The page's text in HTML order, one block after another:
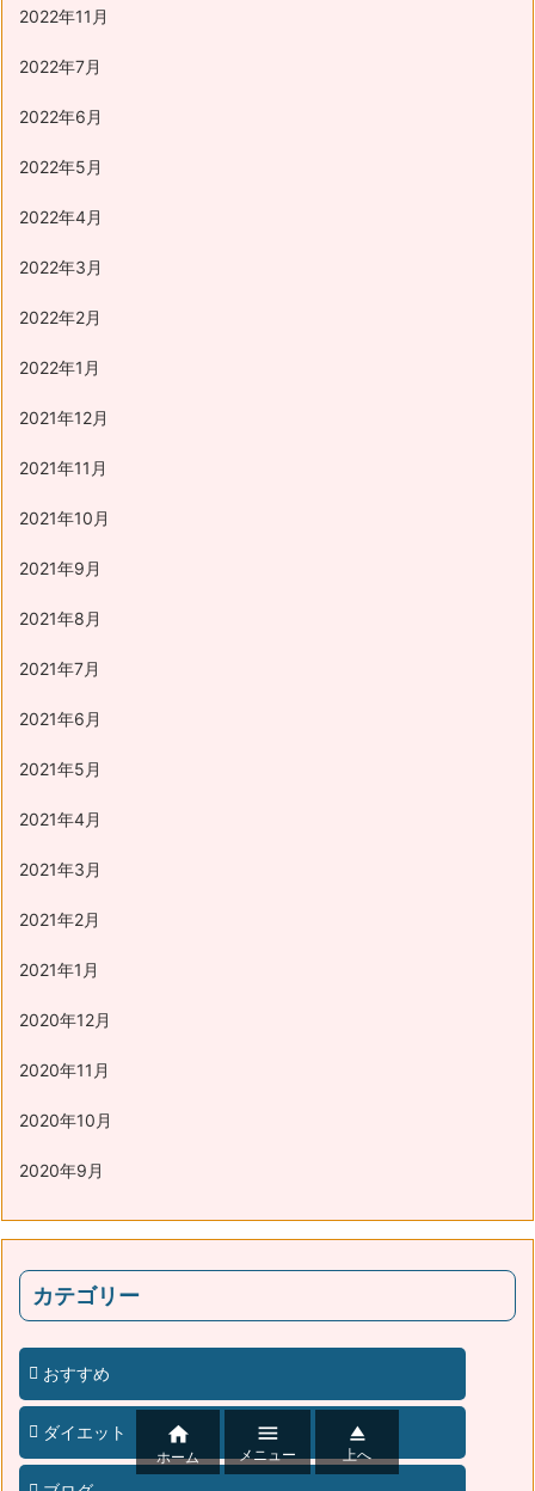
2022年11月
2022年7月
2022年6月
2022年5月
2022年4月
2022年3月
2022年2月
2022年1月
2021年12月
2021年11月
2021年10月
2021年9月
2021年8月
2021年7月
2021年6月
2021年5月
2021年4月
2021年3月
2021年2月
2021年1月
2020年12月
2020年11月
2020年10月
2020年9月
カテゴリー
おすすめ
ダイエット 
ホーム

メニュー

上へ